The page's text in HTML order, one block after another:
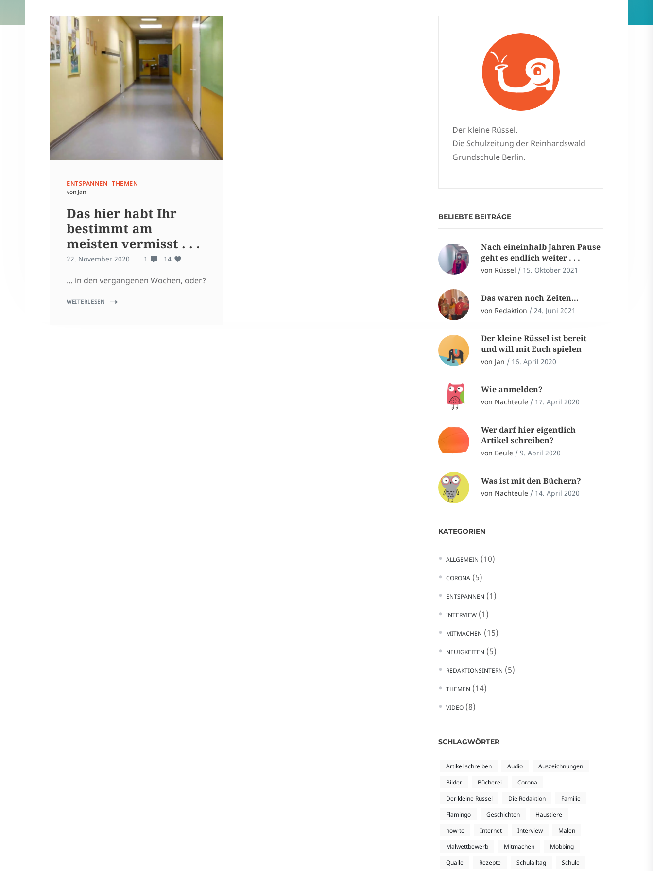
ENTSPANNEN THEMEN
von Jan
Das hier habt Ihr
bestimmt am
meisten vermisst . . .
22. November 2020 1 14
… in den vergangenen Wochen, oder?
WEITERLESEN
Der kleine Rüssel.
Die Schulzeitung der Reinhardswald
Grundschule Berlin.
BELIEBTE BEITRÄGE
Nach eineinhalb Jahren Pause
geht es endlich weiter . . .
von Rüssel / 15. Oktober 2021
Das waren noch Zeiten…
von Redaktion / 24. Juni 2021
Der kleine Rüssel ist bereit
und will mit Euch spielen
von Jan / 16. April 2020
Wie anmelden?
von Nachteule / 17. April 2020
Wer darf hier eigentlich
Artikel schreiben?
von Beule / 9. April 2020
Was ist mit den Büchern?
von Nachteule / 14. April 2020
KATEGORIEN
ALLGEMEIN (10)
CORONA (5)
ENTSPANNEN (1)
INTERVIEW (1)
MITMACHEN (15)
NEUIGKEITEN (5)
REDAKTIONSINTERN (5)
THEMEN (14)
VIDEO (8)
SCHLAGWÖRTER
Artikel schreiben Audio
Auszeichnungen
Bilder
Bücherei
Corona
Der kleine Rüssel
Die Redaktion
Familie
Flamingo
Geschichten
Haustiere
how-to
Internet Interview
Malen
Malwettbewerb
Mitmachen
Mobbing
Qualle
Rezepte Schulalltag Schule